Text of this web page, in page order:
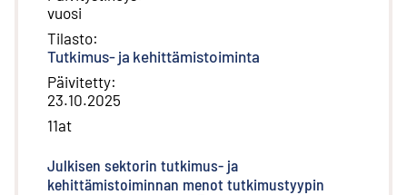
vuosi
Tilasto:
Tutkimus- ja kehittämistoiminta
Päivitetty:
23.10.2025
11at
Julkisen sektorin tutkimus- ja
kehittämistoiminnan menot tutkimustyypin